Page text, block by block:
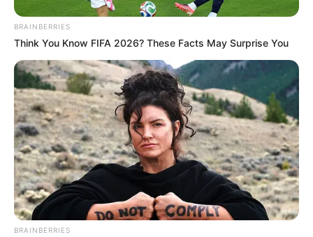
BRAINBERRIES
Think You Know FIFA 2026? These Facts May Surprise You
BRAINBERRIES